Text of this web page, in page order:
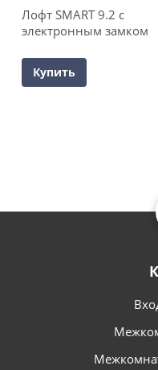
Лофт SMART 9.2 с
электронным замком
Купить